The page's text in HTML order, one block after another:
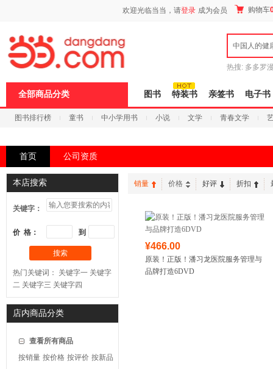
欢迎光临当当，请登录 成为会员 购物车
中国人的健
热搜: 多多罗
全部商品分类 图书 特装书 亲签书 电子书
图书排行榜 童书 中小学用书 小说 文学 青春文学
首页 公司资质
本店搜索
关键字：
价 格： 到
搜索
热门关键词： 关键字一 关键字
二 关键字三 关键字四
店内商品分类
查看所有商品
按销量 按价格 按评价 按新品
销量 价格 好评 折扣
¥466.00
原装！正版！潘习龙医院服务管理与
品牌打造6DVD
页
浪
打